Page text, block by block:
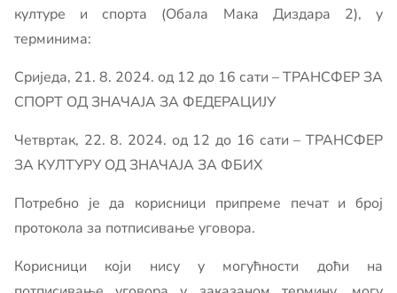
културе и спорта (Обала Мака Диздара 2), у
терминима:
Сриједа, 21. 8. 2024. од 12 до 16 сати – ТРАНСФЕР ЗА
СПОРТ ОД ЗНАЧАЈА ЗА ФЕДЕРАЦИЈУ
Четвртак, 22. 8. 2024. од 12 до 16 сати – ТРАНСФЕР
ЗА КУЛТУРУ ОД ЗНАЧАЈА ЗА ФБИХ
Потребно је да корисници припреме печат и број
протокола за потписивање уговора.
Корисници који нису у могућности доћи на